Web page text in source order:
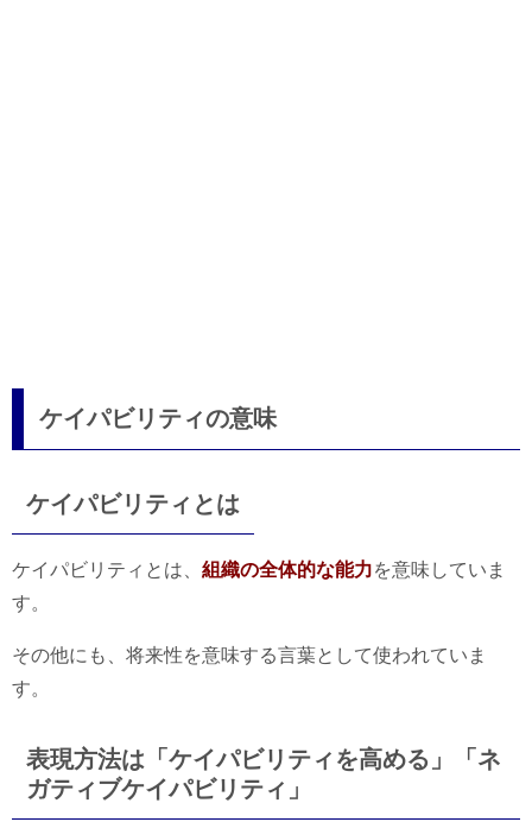
ケイパビリティの意味
ケイパビリティとは
ケイパビリティとは、 組織の全体的な能力を意味していま
す。
その他にも、将来性を意味する言葉として使われていま
す。
表現方法は「ケイパビリティを高める」「ネ
ガティブケイパビリティ」